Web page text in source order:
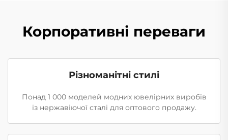
Корпоративні переваги
Різноманітні стилі
Понад 1 000 моделей модних ювелірних виробів
із нержавіючої сталі для оптового продажу.